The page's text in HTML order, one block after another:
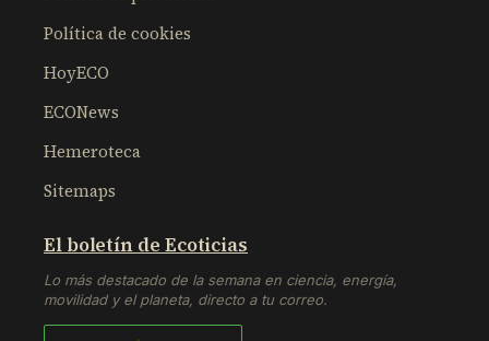
Política de cookies
HoyECO
ECONews
Hemeroteca
Sitemaps
El boletín de Ecoticias
Lo más destacado de la semana en ciencia, energía,
movilidad y el planeta, directo a tu correo.